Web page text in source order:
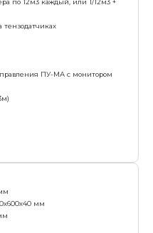
24,2 кВт
для выпуска бордюра
1м вертикально (стоя)
дальнейшего
3,5-350-БП